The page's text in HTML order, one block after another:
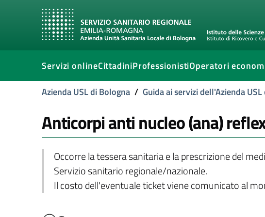
Servizi onlineCittadiniProfessionistiOperatori
Azienda USL di Bologna / Guida ai servizi dell'Azienda
Anticorpi anti nucleo (ana)
Occorre la tessera sanitaria e la prescrizione del
Servizio sanitario regionale/nazionale.
Il costo dell'eventuale ticket viene comunicato al